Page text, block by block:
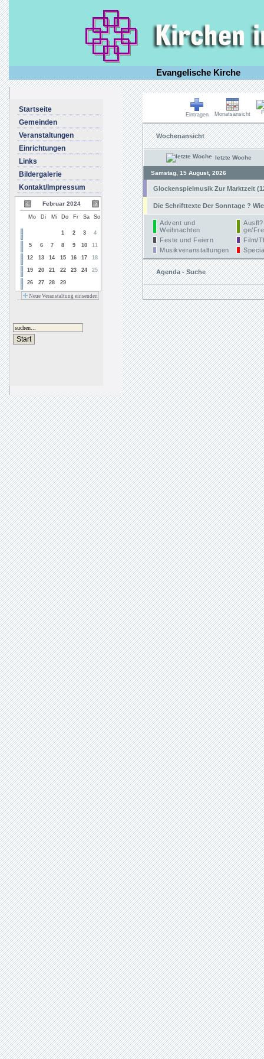
Evangelische Kirche
Startseite
Gemeinden
Veranstaltungen
Einrichtungen
Links
Bildergalerie
Kontakt/Impressum
Februar 2024
Mo Di Mi Do Fr Sa So
1 2 3 4
5 6 7 8 9 10 11
12 13 14 15 16 17 18
19 20 21 22 23 24 25
26 27 28 29
Neue Veranstaltung einsenden
Eintragen Monatsansicht
Wochenansicht
letzte Woche
Samstag, 15 August, 2026
Glockenspielmusik Zur Marktzeit
Die Schrifttexte Der Sonntage ?
Advent und
Weihnachten
Ausfl?
ge/
Feste und Feiern
Film/
Musikveranstaltungen
Agenda - Suche